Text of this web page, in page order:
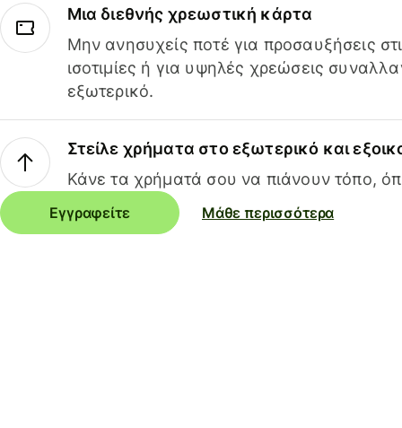
Μια διεθνής χρεωστική κάρτα
Μην ανησυχείς ποτέ για προσαυξήσεις
ισοτιμίες ή για υψηλές χρεώσεις
εξωτερικό.
Στείλε χρήματα στο εξωτερικό και
Κάνε τα χρήματά σου να πιάνουν τόπο,
Εγγραφείτε Μάθε περισσότερα